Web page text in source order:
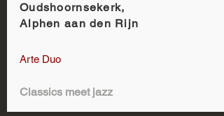
Oudshoornsekerk,
Alphen aan den Rijn
Arte Duo
Classics meet jazz